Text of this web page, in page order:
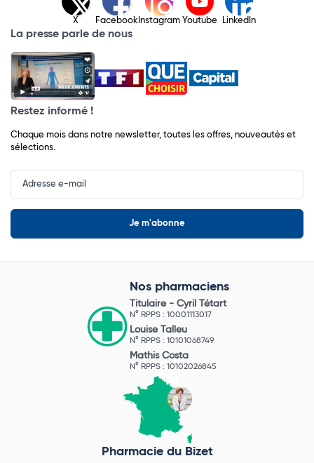
X Facebook Instagram Youtube LinkedIn
La presse parle de nous
Restez informé !
Chaque mois dans notre newsletter, toutes les offres, nouveautés et
sélections.
Input
Newsletter
Nos pharmaciens
Titulaire - Cyril Tétart
N° RPPS : 10001113017
Louise Talleu
N° RPPS : 10101068749
Mathis Costa
N° RPPS : 10102026845
Pharmacie du Bizet